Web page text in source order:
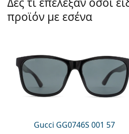
Persol
Prada
προϊόν με εσένα
Gucci GG0746S 001 57